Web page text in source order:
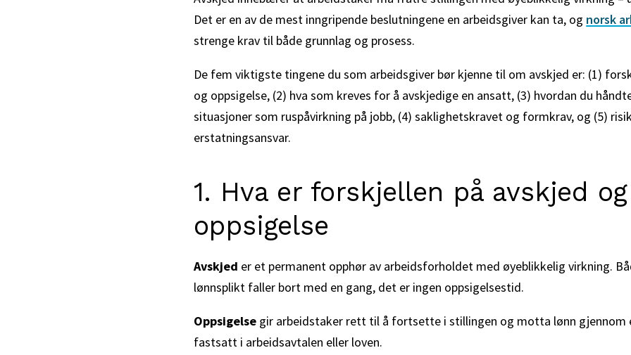
Det er en av de mest inngripende beslutningene en arbeidsgiver kan ta, og norsk
strenge krav til både grunnlag og prosess.
De fem viktigste tingene du som arbeidsgiver bør kjenne til om avskjed er: (1)
og oppsigelse, (2) hva som kreves for å avskjedige en ansatt, (3) hvordan du
situasjoner som ruspåvirkning på jobb, (4) saklighetskravet og formkrav, og (5)
erstatningsansvar.
1. Hva er forskjellen på avskjed og
oppsigelse
Avskjed er et permanent opphør av arbeidsforholdet med øyeblikkelig virkning.
lønnsplikt faller bort med en gang, det er ingen oppsigelsestid.
Oppsigelse gir arbeidstaker rett til å fortsette i stillingen og motta lønn gjennom
fastsatt i arbeidsavtalen eller loven.